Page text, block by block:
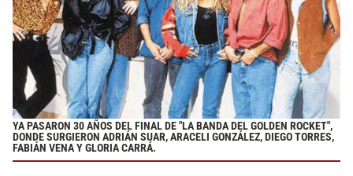
YA PASARON 30 AÑOS DEL FINAL DE "LA BANDA DEL GOLDEN ROCKET",
DONDE SURGIERON ADRIÁN SUAR, ARACELI GONZÁLEZ, DIEGO TORRES,
FABIÁN VENA Y GLORIA CARRÁ.